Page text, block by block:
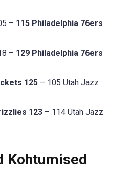
– 115 Philadelphia 76ers
– 129 Philadelphia 76ers
125 – 105 Utah Jazz
123 – 114 Utah Jazz
Kohtumised